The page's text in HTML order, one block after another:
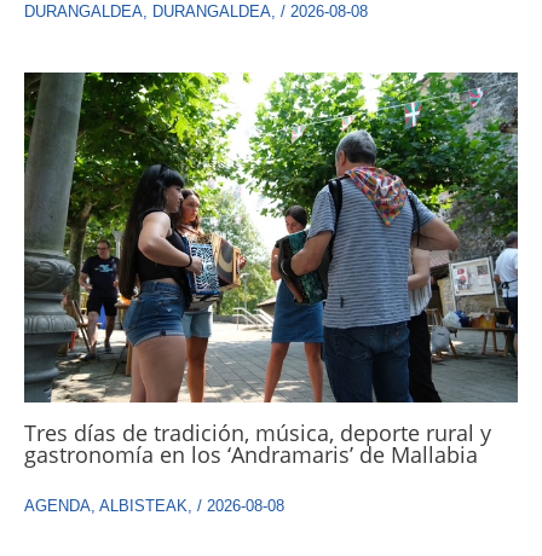
DURANGALDEA DURANGALDEA / 2026-08-08
Tres días de tradición, música, deporte rural y
gastronomía en los ‘Andramaris’ de Mallabia
AGENDA ALBISTEAK / 2026-08-08